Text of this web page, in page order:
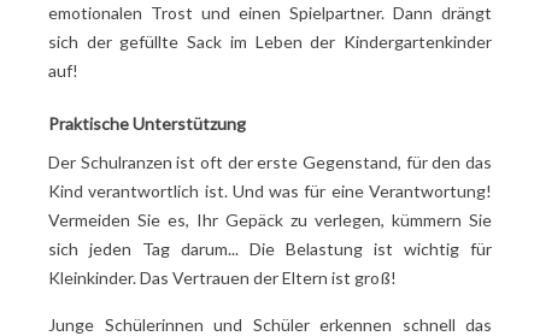
emotionalen Trost und einen Spielpartner. Dann drängt
sich der gefüllte Sack im Leben der Kindergartenkinder
auf!
Praktische Unterstützung
Der Schulranzen ist oft der erste Gegenstand, für den das
Kind verantwortlich ist. Und was für eine Verantwortung!
Vermeiden Sie es, Ihr Gepäck zu verlegen, kümmern Sie
sich jeden Tag darum... Die Belastung ist wichtig für
Kleinkinder. Das Vertrauen der Eltern ist groß!
Junge Schülerinnen und Schüler erkennen schnell das